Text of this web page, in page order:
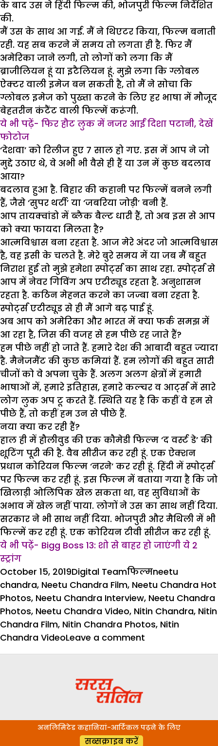
के बाद उस ने हिंदी फिल्म की, भोजपुरी फिल्म निर्देशित
की.
मैं उस के साथ आ गई. मैं ने थिएटर किया, फिल्म बनाती
रही. यह सब करने में समय तो लगता ही है. फिर मैं
अमेरिका जाने लगी, तो लोगों को लगा कि मैं
ब्राजीलियन हूं या इटैलियन हूं. मुझे लगा कि ग्लोबल
ऐक्टर वाली इमेज बन सकती है, तो मैं ने सोचा कि
ग्लोबल इमेज को पुख्ता करने के लिए हर भाषा में मौजूद
बेहतरीन कंटैंट वाली फिल्में करूंगी.
ये भी पढ़ें- फिर हौट लुक में नजर आईं दिशा पटानी, देखें
फोटोज
‘देशवा’ को रिलीज हुए 7 साल हो गए. इस में आप ने जो
मुद्दे उठाए थे, वे अभी भी वैसे ही हैं या उन में कुछ बदलाव
आया?
बदलाव हुआ है. बिहार की कहानी पर फिल्में बनने लगी
हैं, जैसे ‘सुपर थर्टी’ या ‘जबरिया जोड़ी’ बनी हैं.
आप तायक्वांडो में ब्लैक बैल्ट धारी हैं, तो अब इस से आप
को क्या फायदा मिलता है?
आत्मविश्वास बना रहता है. आज मेरे अंदर जो आत्मविश्वास
है, वह इसी के चलते है. मेरे बुरे समय में या जब मैं बहुत
निराश हुई तो मुझे हमेशा स्पोर्ट्स का साथ रहा. स्पोर्ट्स से
आप में नेवर गिविंग अप एटीट्यूड रहता है. अनुशासन
रहता है. कठिन मेहनत करने का जज्बा बना रहता है.
स्पोर्ट्स एटीट्यूड से ही मैं आगे बढ़ पाई हूं.
अब आप को अमेरिका और भारत में क्या फर्क समझ में
आ रहा है, जिस की वजह से हम पीछे रह जाते हैं?
हम पीछे नहीं हो जाते हैं. हमारे देश की आबादी बहुत ज्यादा
है. मैनेजमैंट की कुछ कमियां हैं. हम लोगों की बहुत सारी
चीजों को वे अपना चुके हैं. अलग अलग क्षेत्रों में हमारी
भाषाओं में, हमारे इतिहास, हमारे कल्चर व आर्ट्स में सारे
लोग लुक अप टू करते हैं. स्थिति यह है कि कहीं वे हम से
पीछे हैं, तो कहीं हम उन से पीछे हैं.
नया क्या कर रही हैं?
हाल ही में हौलीवुड की एक कौमेडी फिल्म ‘द वर्स्ट डे’ की
शूटिंग पूरी की है. वैब सीरीज कर रही हूं. एक ऐक्शन
प्रधान कोरियन फिल्म ‘नरने’ कर रही हूं. हिंदी में स्पोर्ट्स
पर फिल्म कर रही हूं. इस फिल्म में बताया गया है कि जो
खिलाड़ी ओलिंपिक खेल सकता था, वह सुविधाओं के
अभाव में खेल नहीं पाया. लोगों ने उस का साथ नहीं दिया.
सरकार ने भी साथ नहीं दिया. भोजपुरी और मैथिली में भी
फिल्में कर रही हूं. एक कोरियन टीवी सीरीज कर रही हूं.
ये भी पढ़ें- Bigg Boss 13: शो से बाहर हो जाएंगी ये 2
स्ट्रांग
Posted
on
October 15, 2019Author
Digital TeamCategories
फिल्मTags
neetu
chandra, Neetu Chandra Film, Neetu Chandra Hot
Photos, Neetu Chandra Interview, Neetu Chandra
Photos, Neetu Chandra Video, Nitin Chandra, Nitin
Chandra Film, Nitin Chandra Photos, Nitin
Chandra VideoLeave a comment
नीतू
अनलिमिटेड कहानियां-आर्टिकल पढ़ने के लिए
सब्सक्राइब करें